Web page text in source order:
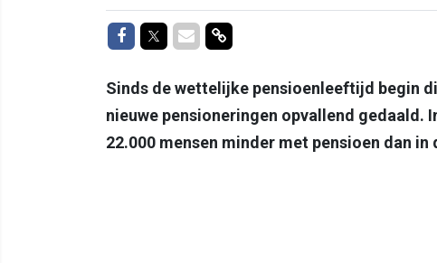
Delen op Facebook
Delen op Twitter
Delen via Mail
Delen via link
Sinds de wettelijke pensioenleeftijd begin
nieuwe pensioneringen opvallend gedaald.
22.000 mensen minder met pensioen dan